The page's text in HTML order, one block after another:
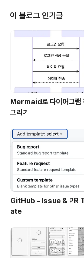
면, RangeSet은 불연속적인
능한 값 집합을 효율적으로 표
t은 일반적으로 컬렉션의 인덱
션의 여러 하위 범위를 나타내
께요. var numbers = [10,
이 블로그 인기글
Mermaid로 다이어그램
그리기
GitHub - Issue & PR
ate